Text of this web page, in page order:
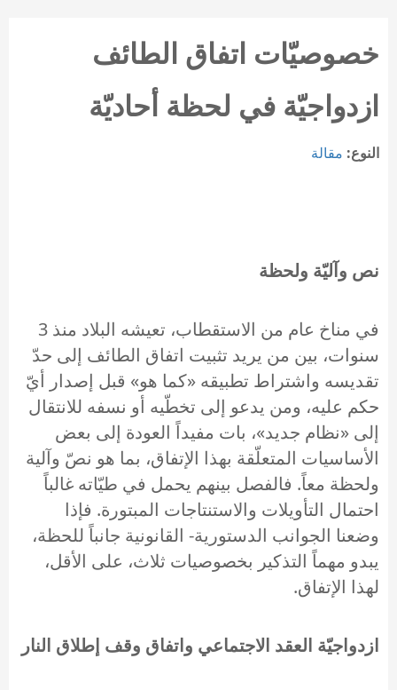
خصوصيّات اتفاق الطائف
ازدواجيّة في لحظة أحاديّة
النوع: مقالة
نص وآليّة ولحظة
في مناخ عام من الاستقطاب، تعيشه البلاد منذ 3
سنوات، بين من يريد تثبيت اتفاق الطائف إلى حدّ
تقديسه واشتراط تطبيقه «كما هو» قبل إصدار أيّ
حكم عليه، ومن يدعو إلى تخطّيه أو نسفه للانتقال
إلى «نظام جديد»، بات مفيداً العودة إلى بعض
الأساسيات المتعلّقة بهذا الإتفاق، بما هو نصّ وآلية
ولحظة معاً. فالفصل بينهم يحمل في طيّاته غالباً
احتمال التأويلات والاستنتاجات المبتورة. فإذا
وضعنا الجوانب الدستورية- القانونية جانباً للحظة،
يبدو مهماً التذكير بخصوصيات ثلاث، على الأقل،
لهذا الإتفاق.
ازدواجيّة العقد الاجتماعي واتفاق وقف إطلاق النار